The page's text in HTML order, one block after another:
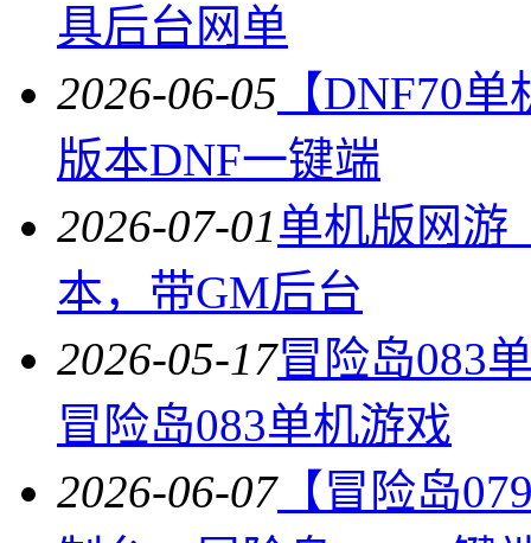
具后台网单
2026-06-05 【DNF70
版本DNF一键端
2026-07-01单机版网游
本，带GM后台
2026-05-17冒险岛083
冒险岛083单机游戏
2026-06-07【冒险岛